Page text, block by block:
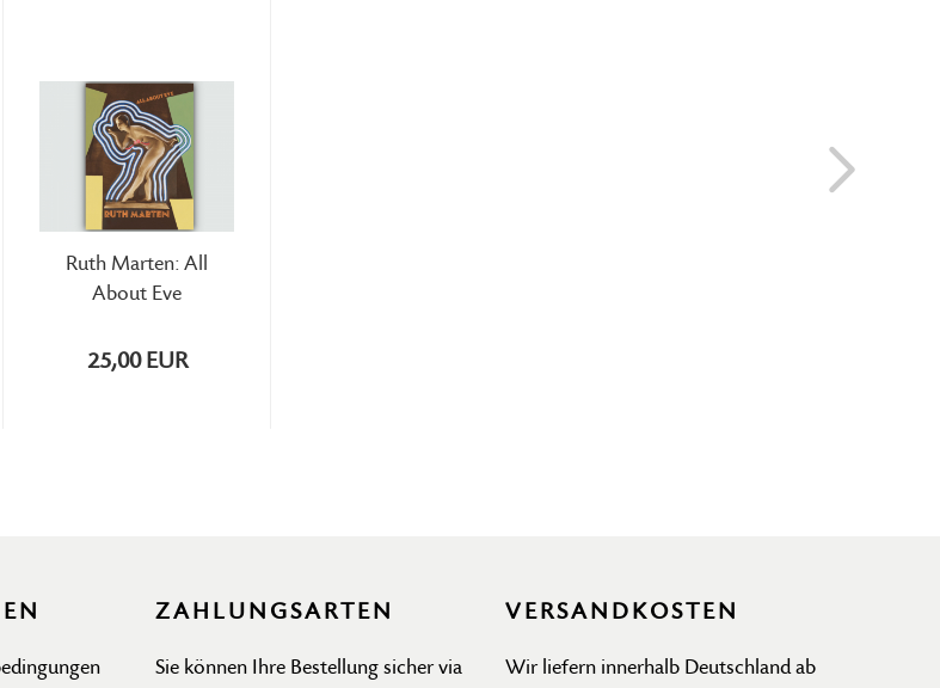
Ruth Marten: All
About Eve
25,00 EUR
ZAHLUNGSARTEN
Sie können Ihre Bestellung sicher via
VERSANDKOSTEN
Wir liefern innerhalb Deutschland ab